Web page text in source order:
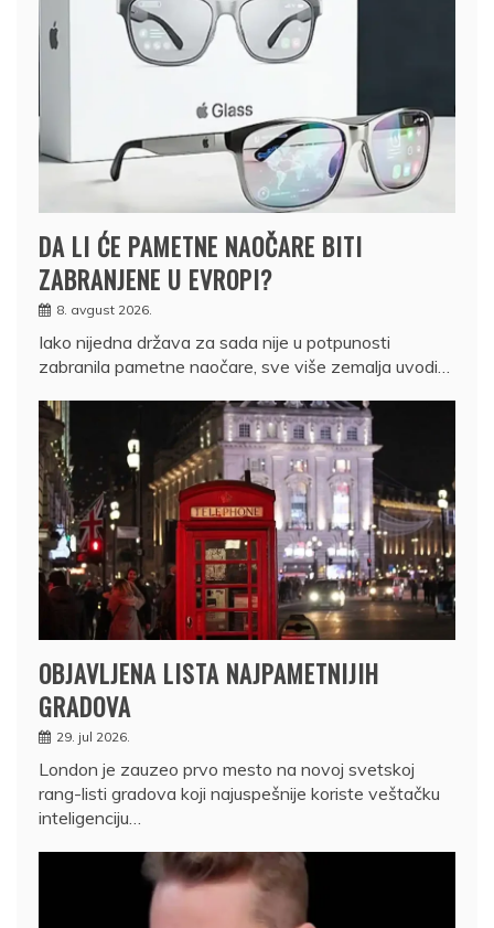
DA LI ĆE PAMETNE NAOČARE BITI
ZABRANJENE U EVROPI?
8. avgust 2026.
Iako nijedna država za sada nije u potpunosti
zabranila pametne naočare, sve više zemalja uvodi…
OBJAVLJENA LISTA NAJPAMETNIJIH
GRADOVA
29. jul 2026.
London je zauzeo prvo mesto na novoj svetskoj
rang-listi gradova koji najuspešnije koriste veštačku
inteligenciju…